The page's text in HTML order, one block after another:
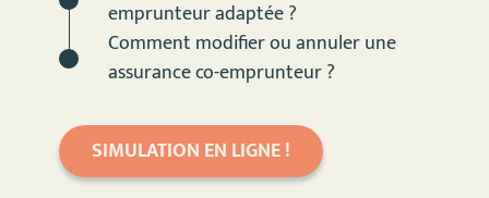
emprunteur adaptée ?
Comment modifier ou annuler une
assurance co-emprunteur ?
SIMULATION EN LIGNE !